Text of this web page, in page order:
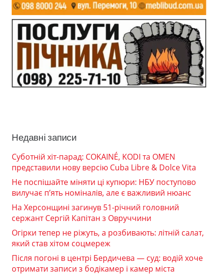
Недавні записи
Суботній хіт-парад: COKAINÉ, KODI та OMEN
представили нову версію Cuba Libre & Dolce Vita
Не поспішайте міняти ці купюри: НБУ поступово
вилучає п’ять номіналів, але є важливий нюанс
На Херсонщині загинув 51-річний головний
сержант Сергій Капітан з Овруччини
Огірки тепер не ріжуть, а розбивають: літній салат,
який став хітом соцмереж
Після погоні в центрі Бердичева — суд: водій хоче
отримати записи з бодікамер і камер міста